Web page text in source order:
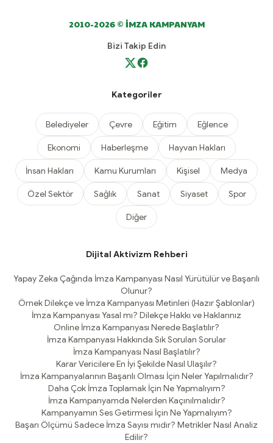
2010-2026 © İMZA KAMPANYAM
Bizi Takip Edin
Kategoriler
Belediyeler Çevre Eğitim Eğlence
Ekonomi Haberleşme Hayvan Hakları
İnsan Hakları Kamu Kurumları Kişisel Medya
Özel Sektör Sağlık Sanat Siyaset Spor
Diğer
Dijital Aktivizm Rehberi
Yapay Zeka Çağında İmza Kampanyası Nasıl Yürütülür ve Başarılı
Olunur?
Örnek Dilekçe ve İmza Kampanyası Metinleri (Hazır Şablonlar)
İmza Kampanyası Yasal mı? Dilekçe Hakkı ve Haklarınız
Online İmza Kampanyası Nerede Başlatılır?
İmza Kampanyası Hakkında Sık Sorulan Sorular
İmza Kampanyası Nasıl Başlatılır?
Karar Vericilere En İyi Şekilde Nasıl Ulaşılır?
İmza Kampanyalarının Başarılı Olması İçin Neler Yapılmalıdır?
Daha Çok İmza Toplamak İçin Ne Yapmalıyım?
İmza Kampanyamda Nelerden Kaçınılmalıdır?
Kampanyamın Ses Getirmesi İçin Ne Yapmalıyım?
Başarı Ölçümü Sadece İmza Sayısı mıdır? Metrikler Nasıl Analiz
Edilir?